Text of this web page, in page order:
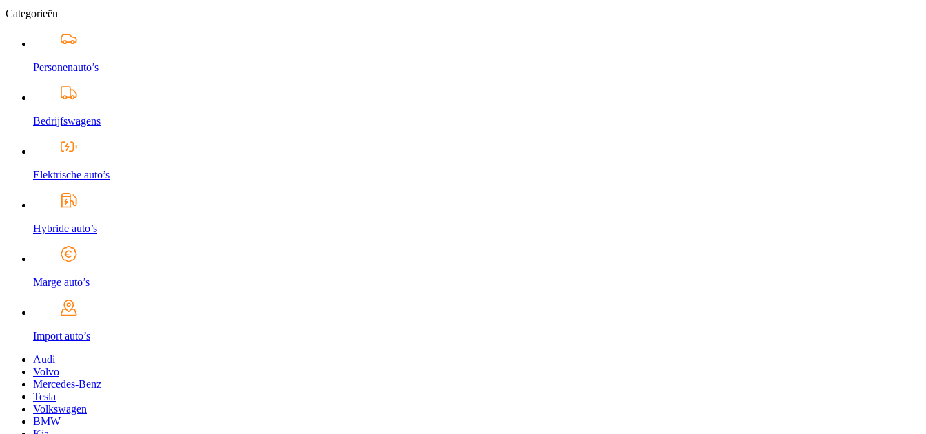
Categorieën
Personenauto’s
Bedrijfswagens
Elektrische auto’s
Hybride auto’s
Marge auto’s
Import auto’s
Audi
Volvo
Mercedes-Benz
Tesla
Volkswagen
BMW